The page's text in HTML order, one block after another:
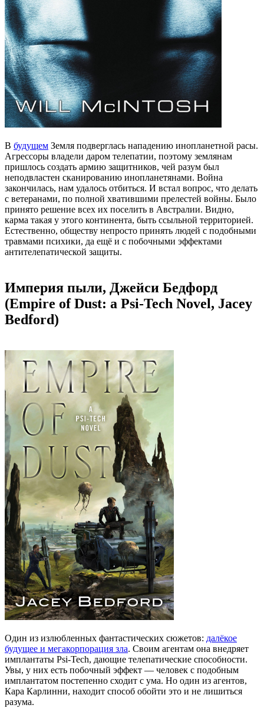
В будущем Земля подверглась нападению инопланетной расы.
Агрессоры владели даром телепатии, поэтому землянам
пришлось создать армию защитников, чей разум был
неподвластен сканированию инопланетянами. Война
закончилась, нам удалось отбиться. И встал вопрос, что делать
с ветеранами, по полной хватившими прелестей войны. Было
принято решение всех их поселить в Австралии. Видно,
карма такая у этого континента, быть ссыльной территорией.
Естественно, обществу непросто принять людей с подобными
травмами психики, да ещё и с побочными эффектами
антителепатической защиты.
Империя пыли, Джейси Бедфорд
(Empire of Dust: a Psi-Tech Novel, Jacey
Bedford)
Один из излюбленных фантастических сюжетов: далёкое
будущее и мегакорпорация зла. Своим агентам она внедряет
имплантаты Psi-Tech, дающие телепатические способности.
Увы, у них есть побочный эффект — человек с подобным
имплантатом постепенно сходит с ума. Но один из агентов,
Кара Карлинни, находит способ обойти это и не лишиться
разума.